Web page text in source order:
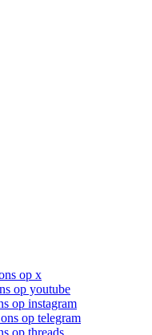
op x
op youtube
op instagram
op telegram
op threads